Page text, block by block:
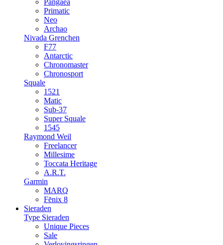
Pangaea
Primatic
Neo
Archao
Nivada Grenchen
F77
Antarctic
Chronomaster
Chronosport
Squale
1521
Matic
Sub-37
Super Squale
1545
Raymond Weil
Freelancer
Millesime
Toccata Heritage
A.R.T.
Garmin
MARQ
Fēnix 8
Sieraden
Type Sieraden
Unique Pieces
Sale